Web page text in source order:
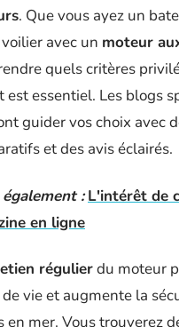
. Que vous ayez un
avec un moteur
quels critères
est essentiel. Les blogs
guider vos choix avec
et des avis éclairés.
: L'intérêt de
en ligne
régulierdu moteur
vie et augmente la
en mer. Vous trouverez